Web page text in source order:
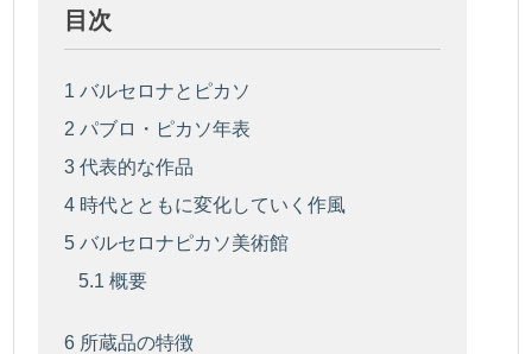
目次
1 バルセロナとピカソ
2 パブロ・ピカソ年表
3 代表的な作品
4 時代とともに変化していく作風
5 バルセロナピカソ美術館
5.1 概要
6 所蔵品の特徴